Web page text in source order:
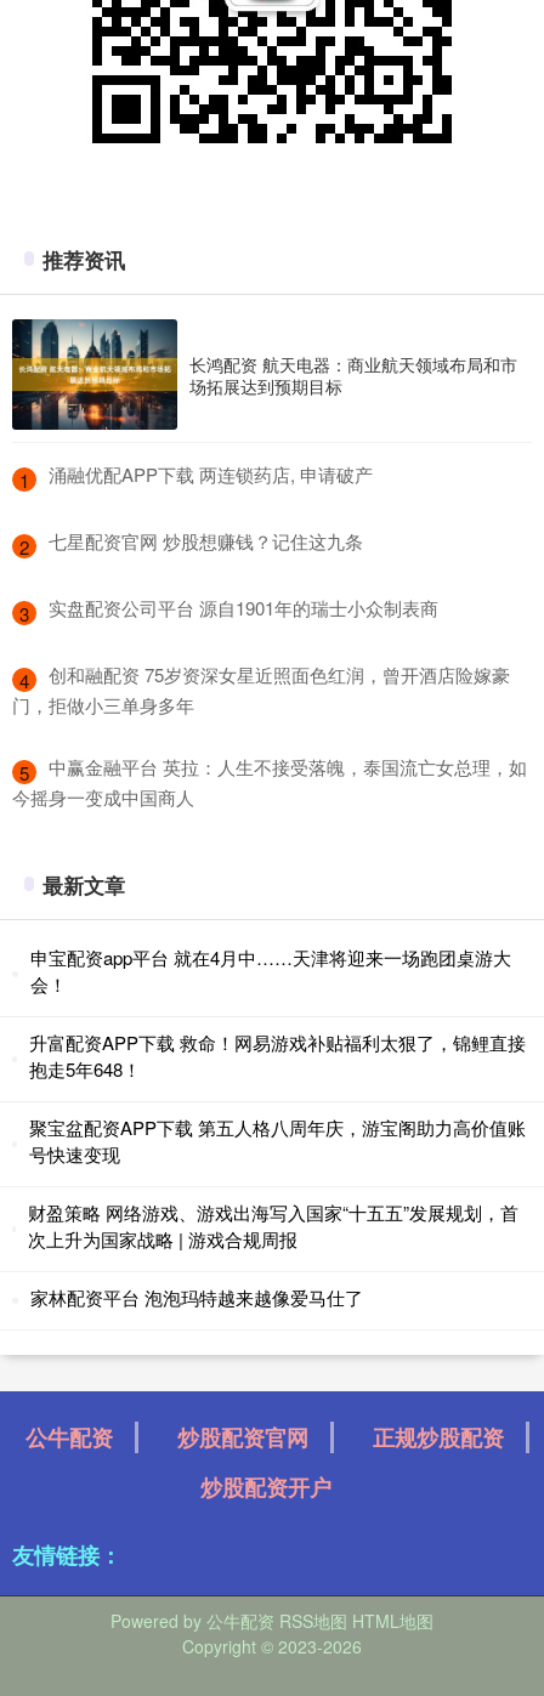
推荐资讯
长鸿配资 航天电器：商业航天领域布局和市
场拓展达到预期目标
1 ​涌融优配APP下载 两连锁药店, 申请破产
2 ​七星配资官网 炒股想赚钱？记住这九条
3 ​实盘配资公司平台 源自1901年的瑞士小众制表商
4
​创和融配资 75岁资深女星近照面色红润，曾开酒店险嫁豪
门，拒做小三单身多年
5
​中赢金融平台 英拉：人生不接受落魄，泰国流亡女总理，如
今摇身一变成中国商人
最新文章
申宝配资app平台 就在4月中……天津将迎来一场跑团桌游大
会！
升富配资APP下载 救命！网易游戏补贴福利太狠了，锦鲤直接
抱走5年648！
聚宝盆配资APP下载 第五人格八周年庆，游宝阁助力高价值账
号快速变现
财盈策略 网络游戏、游戏出海写入国家“十五五”发展规划，首
次上升为国家战略 | 游戏合规周报
家林配资平台 泡泡玛特越来越像爱马仕了
公牛配资 炒股配资官网
正规炒股配资
炒股配资开户
友情链接：
Powered by 公牛配资 RSS地图 HTML地图
Copyright © 2023-2026